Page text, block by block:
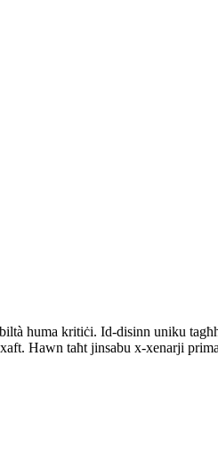
huma kritiċi. Id-disinn uniku
Hawn taħt jinsabu x-xenarji